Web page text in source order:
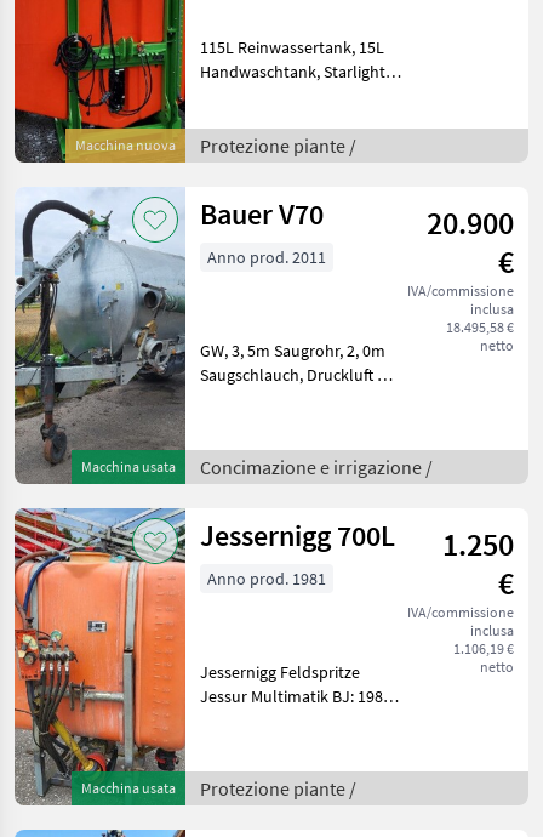
Macchina nuova
115L Reinwassertank, 15L
Handwaschtank, Starlight
Düsen, Bravo 400 ohne
GPS, Hydr.
li/re/höhe, GW Einspüls
Protezione piante /
Macchina usata
Bauer V70
20.900
€
IVA/commissione
inclusa
18.495,58 €
netto
Anno prod. 2011
GW, 3, 5m Saugrohr, 2, 0m
Saugschlauch, Druckluft mit
vorne rechts,
Schnellkuppler 6` vorne
Concimazione e irrigazione /
Macchina usata
Jessernigg 700L
1.250
€
IVA/commissione
inclusa
1.106,19 €
netto
Anno prod. 1981
Jessernigg Feldspritze
Jessur Multimatik BJ: 1981
Klappung Gelenkwelle
Überprüfung gültig bis
Protezione piante /